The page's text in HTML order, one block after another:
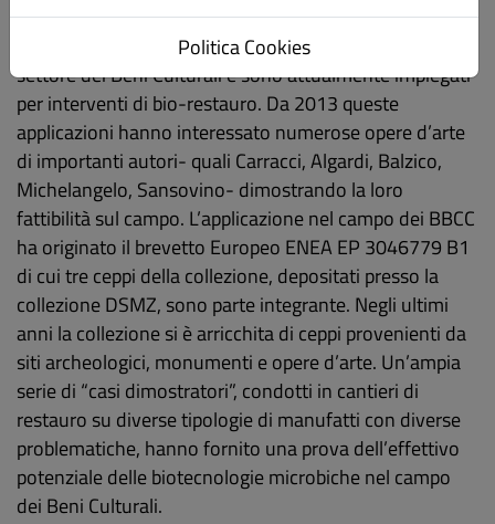
Grazie alle loro particolari caratteristiche metaboliche, i
ceppi della collezione hanno trovato applicazione nel
settore dei Beni Culturali e sono attualmente impiegati
per interventi di bio-restauro. Da 2013 queste
applicazioni hanno interessato numerose opere d’arte
di importanti autori- quali Carracci, Algardi, Balzico,
Michelangelo, Sansovino- dimostrando la loro
fattibilità sul campo. L’applicazione nel campo dei BBCC
ha originato il brevetto Europeo ENEA EP 3046779 B1
di cui tre ceppi della collezione, depositati presso la
collezione DSMZ, sono parte integrante. Negli ultimi
anni la collezione si è arricchita di ceppi provenienti da
siti archeologici, monumenti e opere d’arte. Un’ampia
serie di “casi dimostratori”, condotti in cantieri di
restauro su diverse tipologie di manufatti con diverse
problematiche, hanno fornito una prova dell’effettivo
potenziale delle biotecnologie microbiche nel campo
dei Beni Culturali.
Politica Cookies